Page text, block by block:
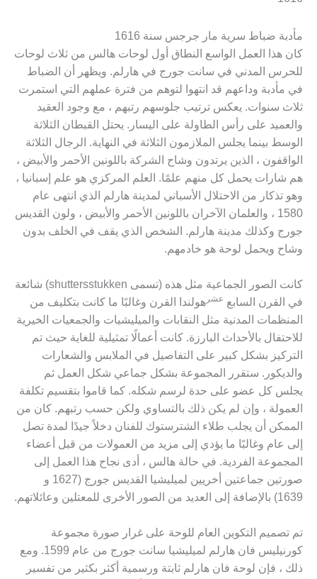
مأدبة ضباط سرية مار جرجس سنة 1616
كان هذا العمل الواسع النطاق أول لوحات هالس من ثلاث لوحات
للحرس المدني في سانت جورج في هارلم. ويظهر أن الضباط
في مأدبة وداعهم قد انتهوا لتوهم من فترة عملهم التي استمرت
ثلاث سنوات. يعكس ترتيب جلوسهم رتبهم ، مع وجود العقيد
والعميد على رأس الطاولة على اليسار. يحتل القبطان الثلاثة
الوسط بينما يجلس الملازمون الثلاثة في النهاية. الرجال الثلاثة
الواقفون ، الذين يرتدون وشاح الشركة باللونين الأحمر والأبيض ،
هم شارات يحمل كل منهم علمًا. العلم المركزي هو علم إسبانيا ،
وهو تذكار من الاحتلال الأسباني لمدينة هارلم الذي انتهى عام
1580 ، والعلمان الآخران باللونين الأحمر والأبيض ، ولون القديس
جورج وكذلك مدينة هارلم. الشخص الذي يقف في الخلف بدون
وشاح ويحمل لوحة هو خادمهم.
كانت الصور الجماعية مثل هذه (تسمى shuttersstukken) شائعة
في القرن السابع عشر هولندا القرن وغالبًا ما كانت بتكليف من
المنظمات المدنية مثل النقابات والميليشيات والجمعيات الخيرية
للاحتفال بالأحداث البارزة. كانت أعمالًا تمثيلية للغاية حيث تم
التركيز بشكل كبير على التفاصيل في الملابس والشعارات
والديكور. ستقرر المجموعة بشكل جماعي شكل العمل ثم
يجلس كل عضو على حدة لرسم شكله. كما قاموا بتقسيم تكلفة
العمولة ، وإن لم يكن ذلك بالتساوي ولكن حسب رتبهم. كان من
الممكن أن يجلب طلاء الشترستوك للفنان دخلاً جيدًا لمدة تصل
إلى عام وغالبًا ما يؤدي إلى مزيد من العمولات من قبل أعضاء
المجموعة الفردية. في حالة هالس ، أدى نجاح هذا العمل إلى
صورتين جماعتين أخريين لميليشيا القديس جورج (1627 و
1639) بالإضافة إلى العديد من الصور الأخرى للمعتلين وعائلاتهم.
تم تصميم التكوين العام للوحة على غرار صورة مجموعة
كورنيليس فان هارلم لميليشيا سانت جورج من عام 1599. ومع
ذلك ، فإن لوحة فان هارلم ثابتة ورسمية أكثر بكثير من تفسير